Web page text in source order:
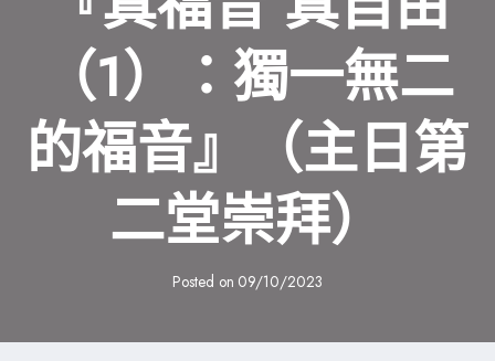
（1）：獨一無二
的福音』（主日第
二堂崇拜）
Posted on 09/10/2023